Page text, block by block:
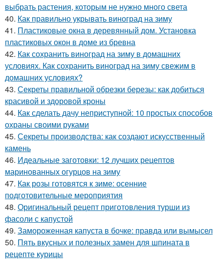
выбрать растения, которым не нужно много света
40. Как правильно укрывать виноград на зиму
41. Пластиковые окна в деревянный дом. Установка
пластиковых окон в доме из бревна
42. Как сохранить виноград на зиму в домашних
условиях. Как сохранить виноград на зиму свежим в
домашних условиях?
43. Секреты правильной обрезки березы: как добиться
красивой и здоровой кроны
44. Как сделать дачу неприступной: 10 простых способов
охраны своими руками
45. Секреты производства: как создают искусственный
камень
46. Идеальные заготовки: 12 лучших рецептов
маринованных огурцов на зиму
47. Как розы готовятся к зиме: осенние
подготовительные мероприятия
48. Оригинальный рецепт приготовления турши из
фасоли с капустой
49. Замороженная капуста в бочке: правда или вымысел
50. Пять вкусных и полезных замен для шпината в
рецепте курицы